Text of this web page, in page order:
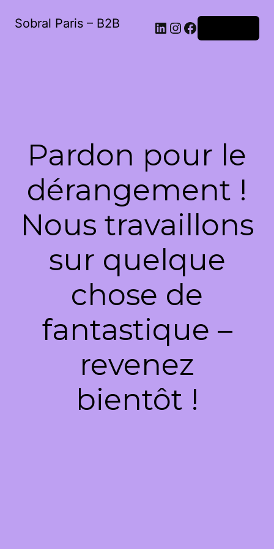
Sobral Paris – B2B LinkedIn
Instagram
Facebook
Pardon pour le
dérangement !
Nous travaillons
sur quelque
chose de
fantastique –
revenez
bientôt !